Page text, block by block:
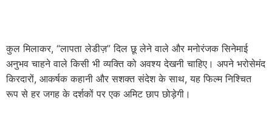
कुल मिलाकर, “लापता लेडीज़” दिल छू लेने वाले और मनोरंजक सिनेमाई
अनुभव चाहने वाले किसी भी व्यक्ति को अवश्य देखनी चाहिए। अपने भरोसेमंद
किरदारों, आकर्षक कहानी और सशक्त संदेश के साथ, यह फिल्म निश्चित
रूप से हर जगह के दर्शकों पर एक अमिट छाप छोड़ेगी।